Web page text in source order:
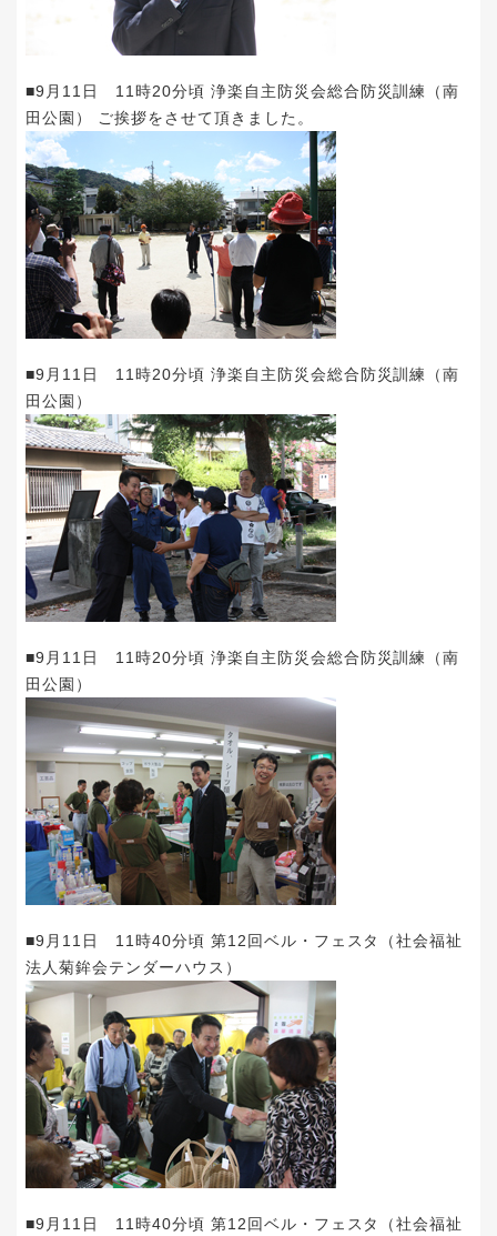
■9月11日 11時20分頃 浄楽自主防災会総合防災訓練（南
田公園） ご挨拶をさせて頂きました。
■9月11日 11時20分頃 浄楽自主防災会総合防災訓練（南
田公園）
■9月11日 11時20分頃 浄楽自主防災会総合防災訓練（南
田公園）
■9月11日 11時40分頃 第12回ベル・フェスタ（社会福祉
法人菊鉾会テンダーハウス）
■9月11日 11時40分頃 第12回ベル・フェスタ（社会福祉